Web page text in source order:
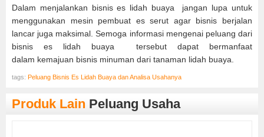
Dalam menjalankan bisnis es lidah buaya jangan lupa untuk
menggunakan mesin pembuat es serut agar bisnis berjalan
lancar juga maksimal. Semoga informasi mengenai peluang dari
bisnis es lidah buaya tersebut dapat bermanfaat
dalam kemajuan bisnis minuman dari tanaman lidah buaya.
tags: Peluang Bisnis Es Lidah Buaya dan Analisa Usahanya
Produk Lain Peluang Usaha